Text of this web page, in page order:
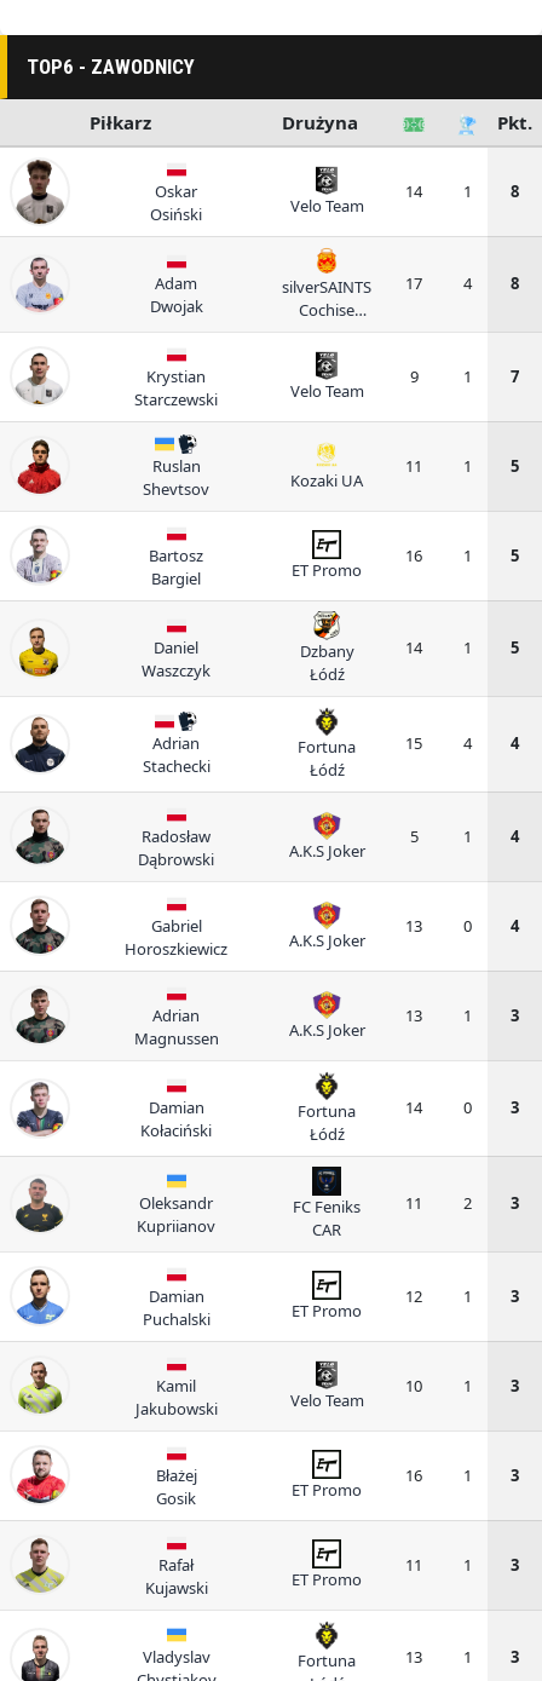
TOP6 - ZAWODNICY
Piłkarz Drużyna Pkt.
Oskar
Osiński
Velo Team
14 1 8
Adam
Dwojak
silverSAINTS
Cochise
Burger
17 4 8
Krystian
Starczewski
Velo Team
9 1 7
Ruslan
Shevtsov
Kozaki UA
11 1 5
Bartosz
Bargiel
ET Promo
16 1 5
Daniel
Waszczyk
Dzbany
Łódź
14 1 5
Adrian
Stachecki
Fortuna
Łódź
15 4 4
Radosław
Dąbrowski
A.K.S Joker
5 1 4
Gabriel
Horoszkiewicz
A.K.S Joker
13 0 4
Adrian
Magnussen
A.K.S Joker
13 1 3
Damian
Kołaciński
Fortuna
Łódź
14 0 3
Oleksandr
Kupriianov
FC Feniks
CAR
11 2 3
Damian
Puchalski
ET Promo
12 1 3
Kamil
Jakubowski
Velo Team
10 1 3
Błażej
Gosik
ET Promo
16 1 3
Rafał
Kujawski
ET Promo
11 1 3
Vladyslav
Fortuna
13 1 3